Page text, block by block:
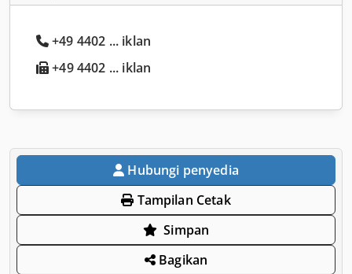
+49 4402 ... iklan
+49 4402 ... iklan
Hubungi penyedia
Tampilan Cetak
Simpan
Bagikan